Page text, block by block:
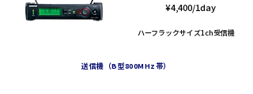
​¥4,400/1day
ハーフラックサイズ1ch受信機
送信機（B型800MHz帯）